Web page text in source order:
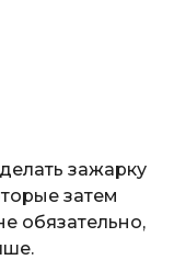
зажарку
затем
обязательно,